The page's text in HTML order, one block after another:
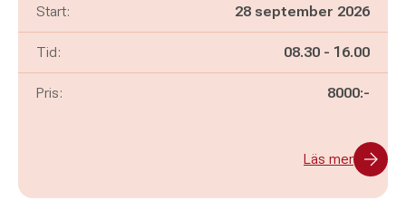
Start: 28 september 2026
Tid: Pågår mellan
08.30 - och
16.00
Pris: 8000:-
Läs mer